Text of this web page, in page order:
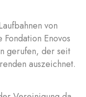
von
Enovos
gerufen, der seit
auszeichnet.